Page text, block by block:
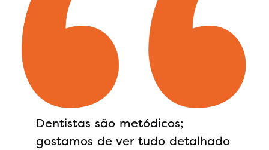
Dentistas são metódicos;
gostamos de ver tudo detalhado